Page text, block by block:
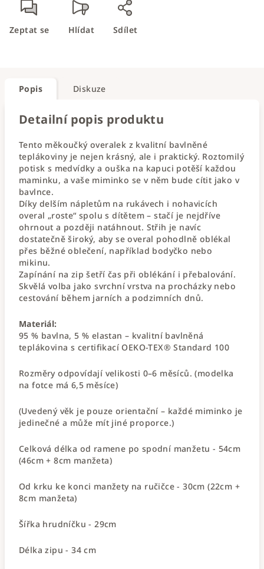
Zeptat se Hlídat Sdílet
Popis Diskuze
Detailní popis produktu
Tento měkoučký overalek z kvalitní bavlněné
teplákoviny je nejen krásný, ale i praktický. Roztomilý
potisk s medvídky a ouška na kapuci potěší každou
maminku, a vaše miminko se v něm bude cítit jako v
bavlnce.
Díky delším nápletům na rukávech i nohavicích
overal „roste“ spolu s dítětem – stačí je nejdříve
ohrnout a později natáhnout. Střih je navíc
dostatečně široký, aby se overal pohodlně oblékal
přes běžné oblečení, například bodyčko nebo
mikinu.
Zapínání na zip šetří čas při oblékání i přebalování.
Skvělá volba jako svrchní vrstva na procházky nebo
cestování během jarních a podzimních dnů.
Materiál:
95 % bavlna, 5 % elastan – kvalitní bavlněná
teplákovina s certifikací OEKO-TEX® Standard 100
Rozměry odpovídají velikosti 0–6 měsíců. (modelka
na fotce má 6,5 měsíce)
(Uvedený věk je pouze orientační – každé miminko je
jedinečné a může mít jiné proporce.)
Celková délka od ramene po spodní manžetu - 54cm
(46cm + 8cm manžeta)
Od krku ke konci manžety na ručičce - 30cm (22cm +
8cm manžeta)
Šířka hrudníčku - 29cm
Délka zipu - 34 cm